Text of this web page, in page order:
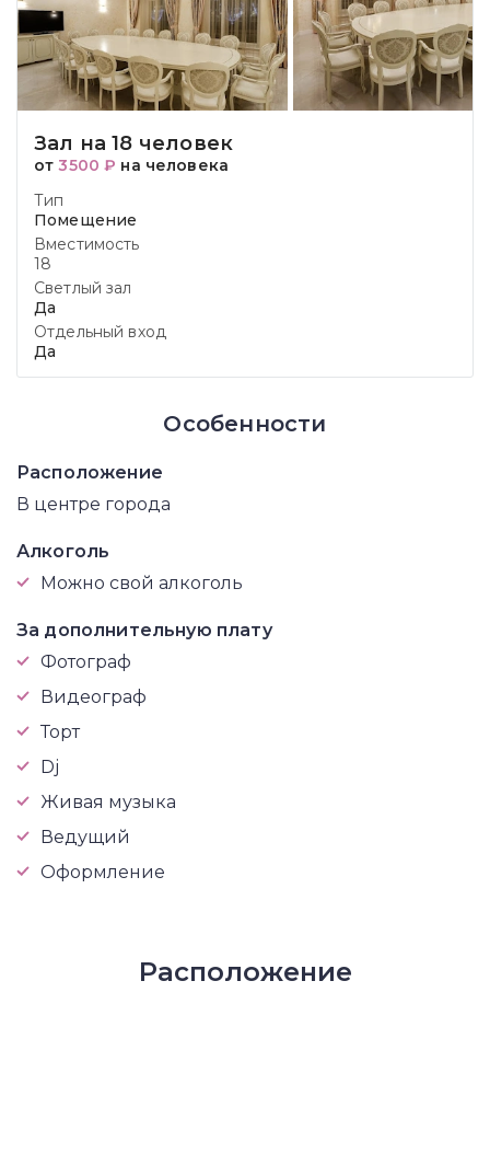
Зал на 18 человек
от3500 ₽ на человека
Тип
Помещение
Вместимость
18
Светлый зал
Да
Отдельный вход
Да
Особенности
Расположение
В центре города
Алкоголь
Можно свой алкоголь
За дополнительную плату
Фотограф
Видеограф
Торт
Dj
Живая музыка
Ведущий
Оформление
Расположение